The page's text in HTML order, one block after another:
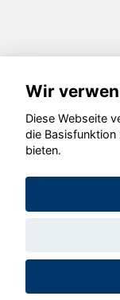
Wir
Diese Webseite
die
bieten.